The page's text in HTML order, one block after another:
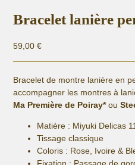
Bracelet lanière
59,00€
Bracelet de montre lanière en
accompagner les montres à
Ma Première de Poiray*ou
Matière : Miyuki Delicas
Tissage classique
Coloris : Rose, Ivoire &